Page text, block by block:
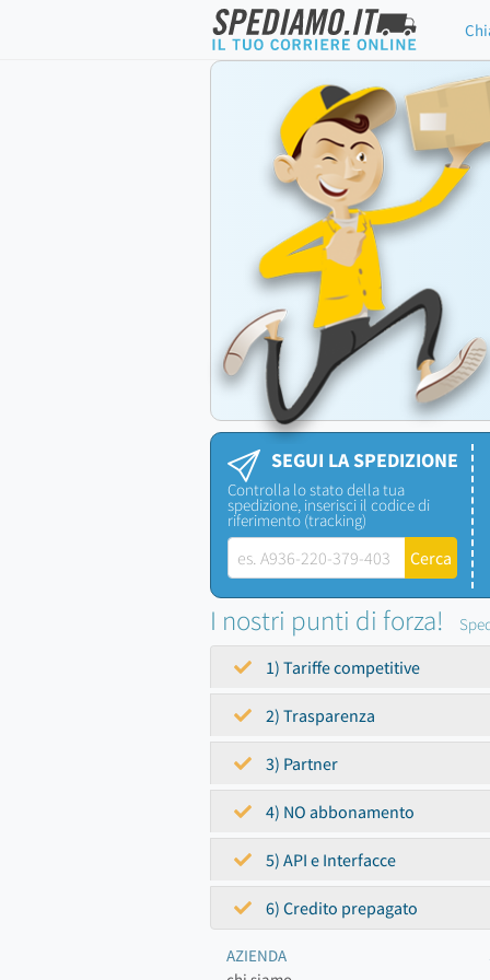
SEGUI LA SPEDIZIONE
Controlla lo stato della tua
spedizione, inserisci il codice di
riferimento (tracking)
I nostri punti di forza!
1) Tariffe competitive
2) Trasparenza
3) Partner
4) NO abbonamento
5) API e Interfacce
6) Credito prepagato
AZIENDA